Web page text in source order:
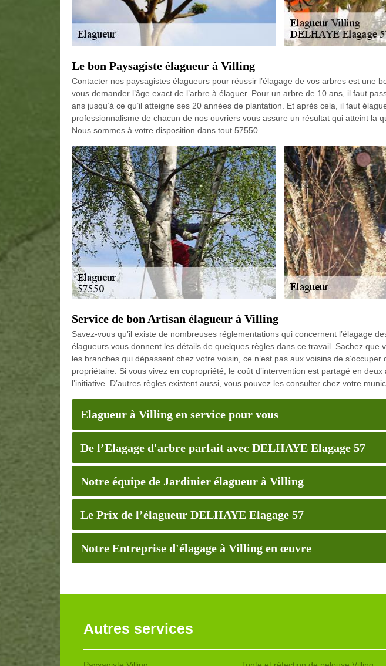
Le bon Paysagiste élagueur à Villing
Contacter nos paysagistes élagueurs pour réussir l’élagage de vos arbres est une
vous demander l’âge exact de l’arbre à élaguer. Pour un arbre de 10 ans, il faut
ans jusqu’à ce qu’il atteigne ses 20 années de plantation. Et après cela, il faut
professionnalisme de chacun de nos ouvriers vous assure un résultat qui atteint la
Nous sommes à votre disposition dans tout 57550.
Service de bon Artisan élagueur à Villing
Savez-vous qu’il existe de nombreuses réglementations qui concernent l’élagage
élagueurs vous donnent les détails de quelques règles dans ce travail. Sachez que
les branches qui dépassent chez votre voisin, ce n’est pas aux voisins de s’occuper
propriétaire. Si vous vivez en copropriété, le coût d’intervention est partagé en deux
l’initiative. D’autres règles existent aussi, vous pouvez les consulter chez votre
Elagueur à Villing en service pour vous
De l’Elagage d'arbre parfait avec DELHAYE Elagage 57
Notre équipe de Jardinier élagueur à Villing
Le Prix de l’élagueur DELHAYE Elagage 57
Notre Entreprise d'élagage à Villing en œuvre
Autres services